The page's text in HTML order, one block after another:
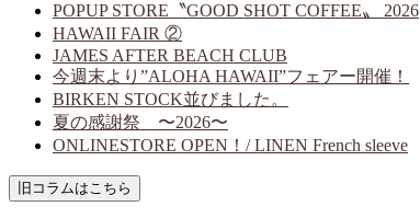
POPUP STORE〝GOOD SHOT COFFEE〟 2026
HAWAII FAIR ②
JAMES AFTER BEACH CLUB
今週末より”ALOHA HAWAII”フェアー開催！
BIRKEN STOCK並びました。
夏の感謝祭 〜2026〜
ONLINESTORE OPEN！/ LINEN French sleeve